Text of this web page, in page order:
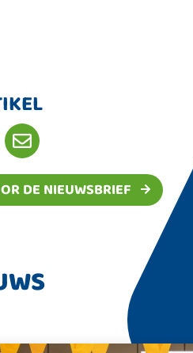
DE NIEUWSBRIEF